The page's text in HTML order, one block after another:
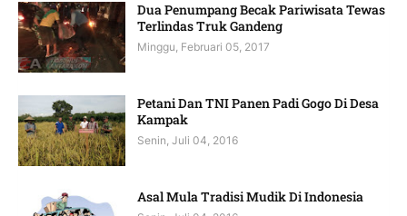
Dua Penumpang Becak Pariwisata Tewas
Terlindas Truk Gandeng
Minggu, Februari 05, 2017
Petani Dan TNI Panen Padi Gogo Di Desa
Kampak
Senin, Juli 04, 2016
Asal Mula Tradisi Mudik Di Indonesia